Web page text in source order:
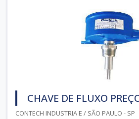
CHAVE DE FLUXO
CONTECH INDUSTRIA E / SÃO PAULO - SP